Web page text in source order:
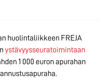
huolintaliikkeen FREJA
ystävyysseuratoimintaan
1 000 euron apurahan